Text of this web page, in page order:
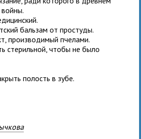
бальзам от простуды.
производимый пчелами.
стерильной, чтобы не было
полость в зубе.